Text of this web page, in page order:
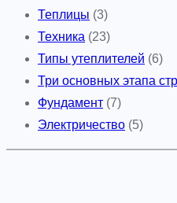
Теплицы (3)
Техника (23)
Типы утеплителей (6)
Три основных этапа
Фундамент (7)
Электричество (5)